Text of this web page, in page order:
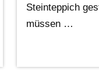
Steinteppich
müssen …